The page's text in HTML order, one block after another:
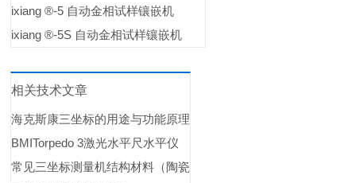
ixiang ®-5 自动金相试样镶嵌机
ixiang ®-5S 自动金相试样镶嵌机
相关技术文章
海克斯康三坐标的用途与功能原理
BMITorpedo 3激光水平尺水平仪
常见三坐标测量机结构材料（陶瓷